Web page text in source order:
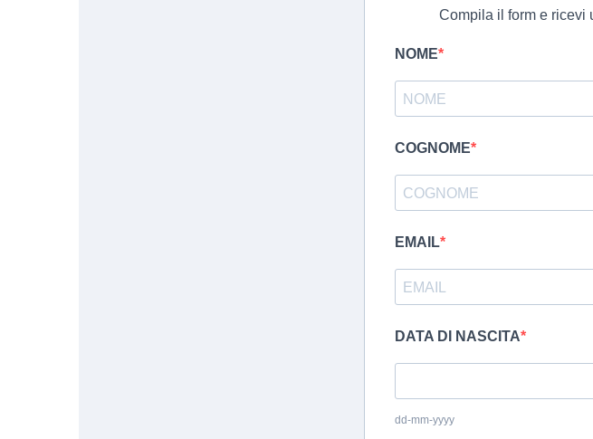
Compila il form e ricevi
NOME
COGNOME
EMAIL
DATA DI NASCITA
dd-mm-yyyy